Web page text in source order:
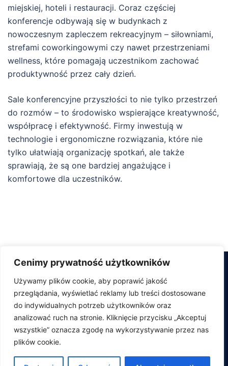
Cenimy prywatność użytkowników
Używamy plików cookie, aby poprawić jakość
przeglądania, wyświetlać reklamy lub treści dostosowane
do indywidualnych potrzeb użytkowników oraz
analizować ruch na stronie. Kliknięcie przycisku „Akceptuj
wszystkie” oznacza zgodę na wykorzystywanie przez nas
plików cookie.
miejskiej, hoteli i restauracji. Coraz częściej
konferencje odbywają się w budynkach z
nowoczesnym zapleczem rekreacyjnym – siłowniami,
strefami coworkingowymi czy nawet przestrzeniami
wellness, które pomagają uczestnikom zachować
produktywność przez cały dzień.
Sale konferencyjne przyszłości to nie tylko przestrzeń
do rozmów – to środowisko wspierające kreatywność,
współpracę i efektywność. Firmy inwestują w
technologie i ergonomiczne rozwiązania, które nie
tylko ułatwiają organizację spotkań, ale także
sprawiają, że są one bardziej angażujące i
komfortowe dla uczestników.
Kontakty
© 2026 pra-co-wnia.pl. Dumnie wspierany przez